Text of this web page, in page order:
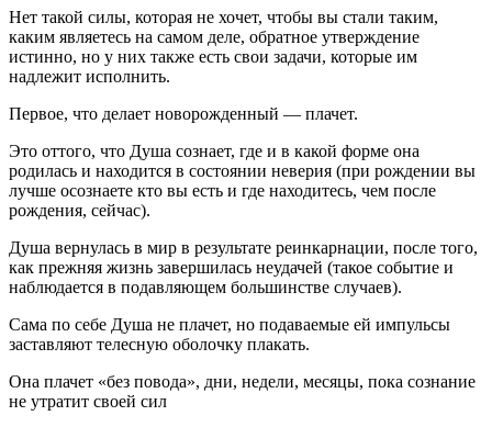
Нет такой силы, которая не хочет, чтобы вы стали таким,
каким являетесь на самом деле, обратное утверждение
истинно, но у них также есть свои задачи, которые им
надлежит исполнить.
Первое, что делает новорожденный — плачет.
Это оттого, что Душа сознает, где и в какой форме она
родилась и находится в состоянии неверия (при рождении вы
лучше осознаете кто вы есть и где находитесь, чем после
рождения, сейчас).
Душа вернулась в мир в результате реинкарнации, после того,
как прежняя жизнь завершилась неудачей (такое событие и
наблюдается в подавляющем большинстве случаев).
Сама по себе Душа не плачет, но подаваемые ей импульсы
заставляют телесную оболочку плакать.
Она плачет «без повода», дни, недели, месяцы, пока сознание
не утратит своей сил